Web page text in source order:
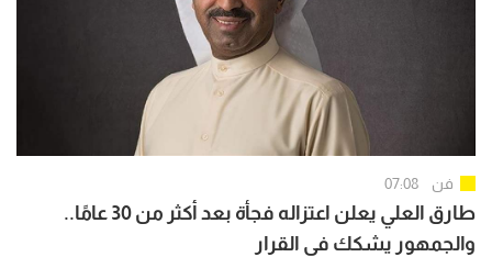
فن 07:08
طارق العلي يعلن اعتزاله فجأة بعد أكثر من 30 عامًا..
والجمهور يشكك في القرار